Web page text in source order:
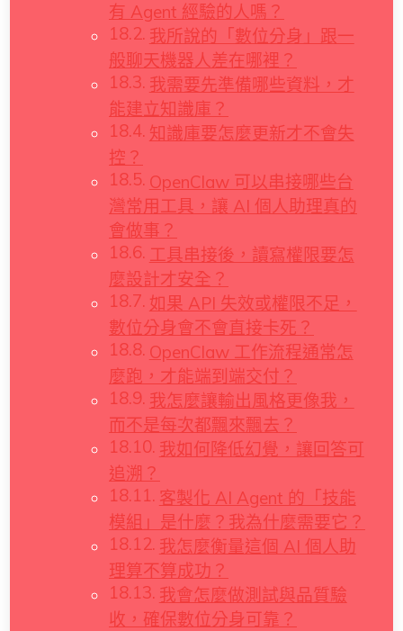
有 Agent 經驗的人嗎？
我所說的「數位分身」跟一
般聊天機器人差在哪裡？
我需要先準備哪些資料，才
能建立知識庫？
知識庫要怎麼更新才不會失
控？
OpenClaw 可以串接哪些台
灣常用工具，讓 AI 個人助理真的
會做事？
工具串接後，讀寫權限要怎
麼設計才安全？
如果 API 失效或權限不足，
數位分身會不會直接卡死？
OpenClaw 工作流程通常怎
麼跑，才能端到端交付？
我怎麼讓輸出風格更像我，
而不是每次都飄來飄去？
我如何降低幻覺，讓回答可
追溯？
客製化 AI Agent 的「技能
模組」是什麼？我為什麼需要它？
我怎麼衡量這個 AI 個人助
理算不算成功？
我會怎麼做測試與品質驗
收，確保數位分身可靠？